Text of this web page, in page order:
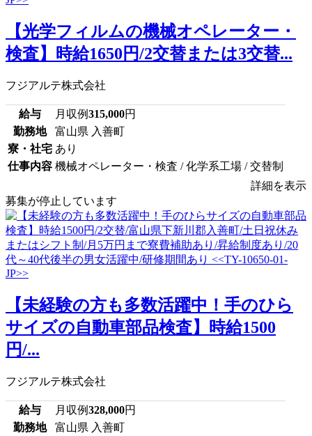
【光学フィルムの機械オペレーター・
検査】時給1650円/2交替または3交替...
フジアルテ株式会社
給与 月収例315,000円
勤務地
富山県 入善町
寮・社宅 あり
仕事内容 機械オペレーター・検査 / 化学系工場 / 交替制
詳細を表示
募集が停止しています
【未経験の方も多数活躍中！手のひら
サイズの自動車部品検査】時給1500
円/...
フジアルテ株式会社
給与 月収例328,000円
勤務地
富山県 入善町